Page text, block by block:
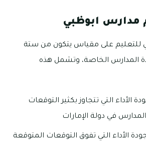
مدارس ابوظبي
للتعليم على مقياس يتكون من ستة
المدارس الخاصة، وتشمل هذه
الأداء التي تتجاوز بكثير التوقعات
في دولة الإمارات
الأداء التي تفوق التوقعات المتوقعة